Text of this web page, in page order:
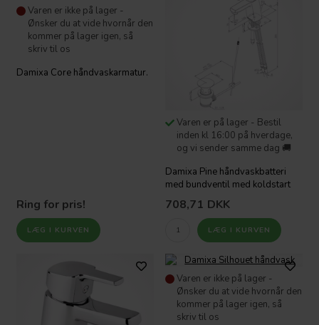
Varen er ikke på lager -
Ønsker du at vide hvornår den
kommer på lager igen, så
skriv til os
Damixa Core håndvaskarmatur.
Ring for pris!
Varen er på lager - Bestil
inden kl 16:00 på hverdage,
og vi sender samme dag 🚚
Damixa Pine håndvaskbatteri
med bundventil med koldstart
708,71 DKK
Varen er ikke på lager -
Ønsker du at vide hvornår den
kommer på lager igen, så
skriv til os